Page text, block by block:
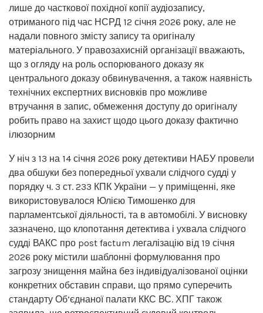
лише до часткової похідної копії аудіозапису,
отриманого під час НСРД 12 січня 2026 року, але не
надали повного змісту запису та оригіналу
матеріального. У правозахисній організації вважають,
що з огляду на роль оспорюваного доказу як
центрального доказу обвинувачення, а також наявність
технічних експертних висновків про можливе
втручання в запис, обмеження доступу до оригіналу
робить право на захист щодо цього доказу фактично
ілюзорним
У ніч з 13 на 14 січня 2026 року детективи НАБУ провели
два обшуки без попередньої ухвали слідчого судді у
порядку ч. 3 ст. 233 КПК України — у приміщенні, яке
використовувалося Юлією Тимошенко для
парламентської діяльності, та в автомобілі. У висновку
зазначено, що клопотання детектива і ухвала слідчого
судді ВАКС про post factum легалізацію від 19 січня
2026 року містили шаблонні формулювання про
загрозу знищення майна без індивідуалізованої оцінки
конкретних обставин справи, що прямо суперечить
стандарту Об’єднаної палати ККС ВС. ХПГ також